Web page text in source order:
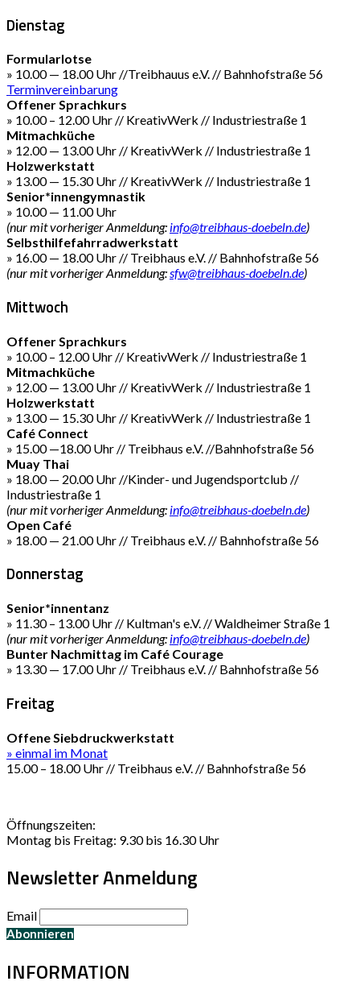
Dienstag
Formularlotse
» 10.00 — 18.00 Uhr //Treibhauus e.V. // Bahnhofstraße 56
Terminvereinbarung
Offener Sprachkurs
» 10.00 – 12.00 Uhr // KreativWerk // Industriestraße 1
Mitmachküche
» 12.00 — 13.00 Uhr // KreativWerk // Industriestraße 1
Holzwerkstatt
» 13.00 — 15.30 Uhr // KreativWerk // Industriestraße 1
Senior*innengymnastik
» 10.00 — 11.00 Uhr
(nur mit vorheriger Anmeldung: info@treibhaus-doebeln.de)
Selbsthilfefahrradwerkstatt
» 16.00 — 18.00 Uhr // Treibhaus e.V. // Bahnhofstraße 56
(nur mit vorheriger Anmeldung:sfw@treibhaus-doebeln.de)
Mittwoch
Offener Sprachkurs
» 10.00 – 12.00 Uhr // KreativWerk // Industriestraße 1
Mitmachküche
» 12.00 — 13.00 Uhr // KreativWerk // Industriestraße 1
Holzwerkstatt
» 13.00 — 15.30 Uhr // KreativWerk // Industriestraße 1
Café Connect
» 15.00 —18.00 Uhr // Treibhaus e.V. //Bahnhofstraße 56
Muay Thai
» 18.00 — 20.00 Uhr //Kinder- und Jugendsportclub //
Industriestraße 1
(nur mit vorheriger Anmeldung: info@treibhaus-doebeln.de)
Open Café
» 18.00 — 21.00 Uhr // Treibhaus e.V. // Bahnhofstraße 56
Donnerstag
Senior*innentanz
» 11.30 – 13.00 Uhr // Kultman's e.V. // Waldheimer Straße 1
(nur mit vorheriger Anmeldung: info@treibhaus-doebeln.de)
Bunter Nachmittag im Café Courage
» 13.30 — 17.00 Uhr // Treibhaus e.V. // Bahnhofstraße 56
Freitag
Offene Siebdruckwerkstatt
» einmal im Monat
15.00 – 18.00 Uhr // Treibhaus e.V. // Bahnhofstraße 56
Öffnungszeiten:
Montag bis Freitag: 9.30 bis 16.30 Uhr
Newsletter Anmeldung
Email
INFORMATION